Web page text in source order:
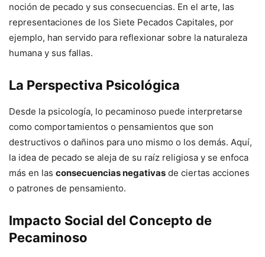
noción de pecado y sus consecuencias. En el arte, las
representaciones de los Siete Pecados Capitales, por
ejemplo, han servido para reflexionar sobre la naturaleza
humana y sus fallas.
La Perspectiva Psicológica
Desde la psicología, lo pecaminoso puede interpretarse
como comportamientos o pensamientos que son
destructivos o dañinos para uno mismo o los demás. Aquí,
la idea de pecado se aleja de su raíz religiosa y se enfoca
más en las consecuencias negativas de ciertas acciones
o patrones de pensamiento.
Impacto Social del Concepto de
Pecaminoso